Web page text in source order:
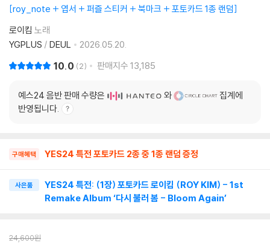
roy_note + 엽서 + 퍼즐 스티커 + 북마크 + 포토카드 1종 랜덤
로이킴 노래
YGPLUS / DEUL 2026.05.20.
10.0 2 판매지수 13,185
예스24 음반 판매 수량은 와
집계에
반영됩니다.
구매혜택 YES24 특전 포토카드 2종 중 1종 랜덤 증정
사은품
YES24 특전: (1장) 포토카드 로이킴 (ROY KIM) - 1st
Remake Album ‘다시 불러 봄 - Bloom Again’
24,600원